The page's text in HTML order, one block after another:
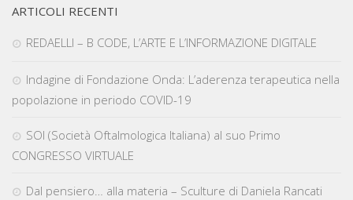
ARTICOLI RECENTI
REDAELLI – B CODE, L’ARTE E L’INFORMAZIONE DIGITALE
Indagine di Fondazione Onda: L’aderenza terapeutica nella
popolazione in periodo COVID-19
SOI (Società Oftalmologica Italiana) al suo Primo
CONGRESSO VIRTUALE
Dal pensiero… alla materia – Sculture di Daniela Rancati